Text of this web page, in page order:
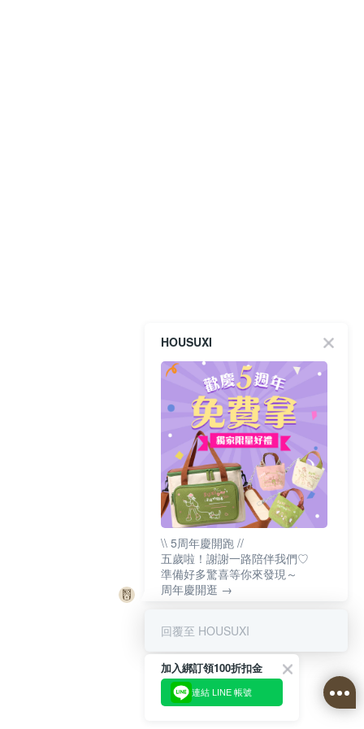
HOUSUXI
\\ 5周年慶開跑 //
五歲啦！謝謝一路陪伴我們♡
準備好多驚喜等你來發現～
周年慶開逛 →
回覆至 HOUSUXI
加入綁訂領100折扣金
連結 LINE 帳號